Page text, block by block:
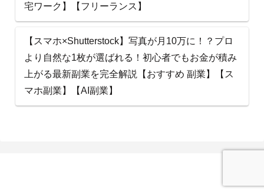
宅ワーク】【フリーランス】
【スマホ×Shutterstock】写真が月10万に！？プロ
より自然な1枚が選ばれる！初心者でもお金が積み
上がる最新副業を完全解説【おすすめ 副業】【ス
マホ副業】【AI副業】